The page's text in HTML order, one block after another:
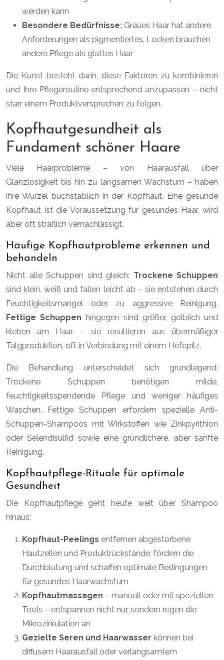
werden kann
Besondere Bedürfnisse: Graues Haar hat andere
Anforderungen als pigmentiertes, Locken brauchen
andere Pflege als glattes Haar
Die Kunst besteht darin, diese Faktoren zu kombinieren
und Ihre Pflegeroutine entsprechend anzupassen – nicht
starr einem Produktversprechen zu folgen.
Kopfhautgesundheit als
Fundament schöner Haare
Viele Haarprobleme – von Haarausfall über
Glanzlosigkeit bis hin zu langsamen Wachstum – haben
ihre Wurzel buchstäblich in der Kopfhaut. Eine gesunde
Kopfhaut ist die Voraussetzung für gesundes Haar, wird
aber oft sträflich vernachlässigt.
Häufige Kopfhautprobleme erkennen und
behandeln
Nicht alle Schuppen sind gleich: Trockene Schuppen
sind klein, weiß und fallen leicht ab – sie entstehen durch
Feuchtigkeitsmangel oder zu aggressive Reinigung.
Fettige Schuppen hingegen sind größer, gelblich und
kleben am Haar – sie resultieren aus übermäßiger
Talgproduktion, oft in Verbindung mit einem Hefepilz.
Die Behandlung unterscheidet sich grundlegend:
Trockene Schuppen benötigen milde,
feuchtigkeitsspendende Pflege und weniger häufiges
Waschen. Fettige Schuppen erfordern spezielle Anti-
Schuppen-Shampoos mit Wirkstoffen wie Zinkpyrithion
oder Selendisulfid sowie eine gründlichere, aber sanfte
Reinigung.
Kopfhautpflege-Rituale für optimale
Gesundheit
Die Kopfhautpflege geht heute weit über Shampoo
hinaus:
Kopfhaut-Peelings entfernen abgestorbene
Hautzellen und Produktrückstände, fördern die
Durchblutung und schaffen optimale Bedingungen
für gesundes Haarwachstum
Kopfhautmassagen – manuell oder mit speziellen
Tools – entspannen nicht nur, sondern regen die
Mikrozirkulation an
Gezielte Seren und Haarwasser können bei
diffusem Haarausfall oder verlangsamtem